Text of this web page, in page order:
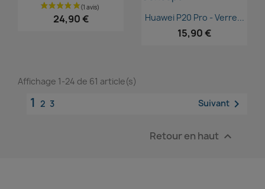
24,90 € Aperçu rapide
Huawei P20 Pro - Verre...
15,90 €
Affichage 1-24 de 61 article(s)
1 2 3 Suivant 
Retour en haut 